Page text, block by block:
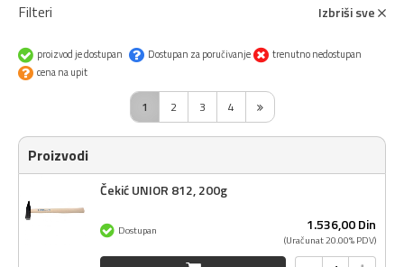
Filteri Izbriši sve
proizvod je dostupan Dostupan za poručivanje
trenutno nedostupan
cena na upit
1 2 3 4
Proizvodi
Čekić UNIOR 812, 200g
1.536,00Din
(Uračunat 20.00% PDV)
Dostupan